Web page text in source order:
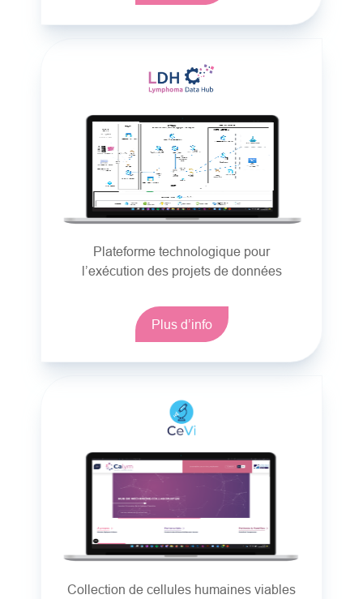
Plateforme technologique pour
l’exécution des projets de données
Plus d’info
Collection de cellules humaines viables